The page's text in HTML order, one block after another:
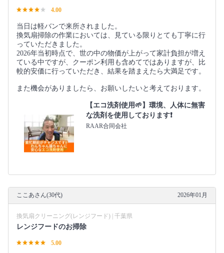
4.00
当日は軽バンで来所されました。
換気扇掃除の作業においては、見ている限りとても丁寧に行
っていただきました。
2026年当初時点で、世の中の物価が上がって家計負担が増え
ている中ですが、クーポン利用も含めてではありますが、比
較的安価に行っていただき、結果を踏まえたら大満足です。
また機会がありましたら、お願いしたいと考えております。
【エコ洗剤使用🌱】環境、人体に無害
な洗剤を使用しております❗️
RAAR合同会社
ここあさん(30代) 2026年01月
換気扇クリーニング(レンジフード) | 千葉県
レンジフードのお掃除
5.00